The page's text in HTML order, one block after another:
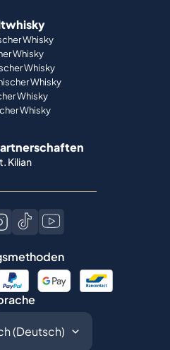
Whisky
Whisky
Whisky
Whisky
Whisky
Whisky
Kilian